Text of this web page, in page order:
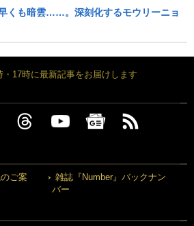
くも暗雲……。深刻化するモウリーニョ
・17時に最新記事をお届けします
ご案
雑誌『Number』バックナン
バー